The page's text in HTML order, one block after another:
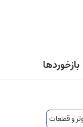
بازخوردها
و قطعات